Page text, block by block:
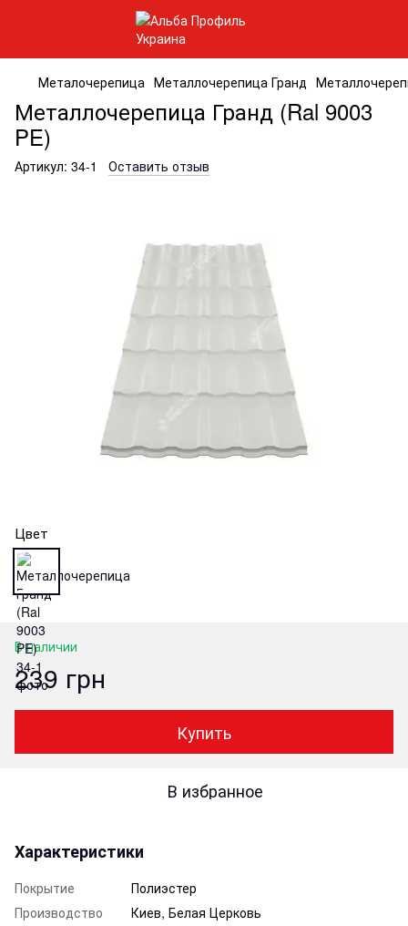
Металочерепица Металлочерепица Гранд
Металлочерепица Гранд (Ral 9003
PE)
Артикул: 34-1 Оставить отзыв
Цвет
В наличии
239 грн
Купить
В избранное
Характеристики
Покрытие
Полиэстер
Производство
Киев, Белая Церковь